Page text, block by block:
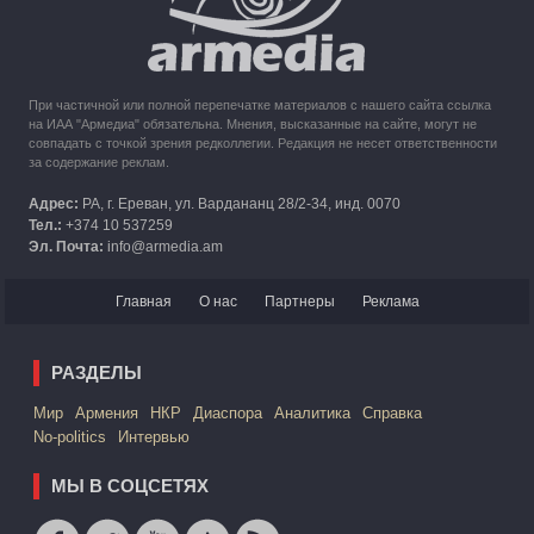
При частичной или полной перепечатке материалов с нашего сайта ссылка
на ИАА "Армедиа" обязательна. Мнения, высказанные на сайте, могут не
совпадать с точкой зрения редколлегии. Редакция не несет ответственности
за содержание реклам.
Адрес: РА, г. Ереван, ул. Вардананц 28/2-34, инд. 0070
Тел.: +374 10 537259
Эл. Почта: info@armedia.am
Главная О нас Партнеры Реклама
РАЗДЕЛЫ
Mир Армения НКР Диаспора Аналитика
Справка
No-politics
Интервью
МЫ В СОЦСЕТЯХ